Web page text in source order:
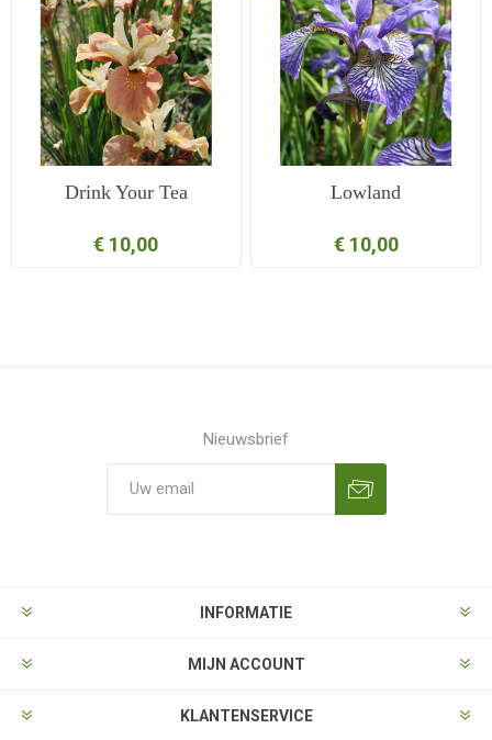
Drink Your Tea
€ 10,00
Lowland
€ 10,00
Nieuwsbrief
INFORMATIE
MIJN ACCOUNT
KLANTENSERVICE